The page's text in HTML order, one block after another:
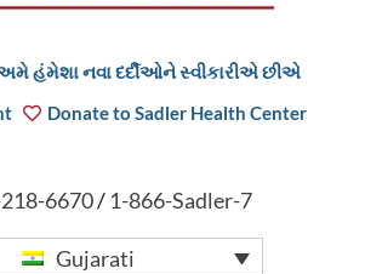
હંમેશા નવા દર્દીઓને સ્વીકારીએ છીએ
Donate to Sadler Health Center
6670/ 1-866-Sadler-7
Gujarati